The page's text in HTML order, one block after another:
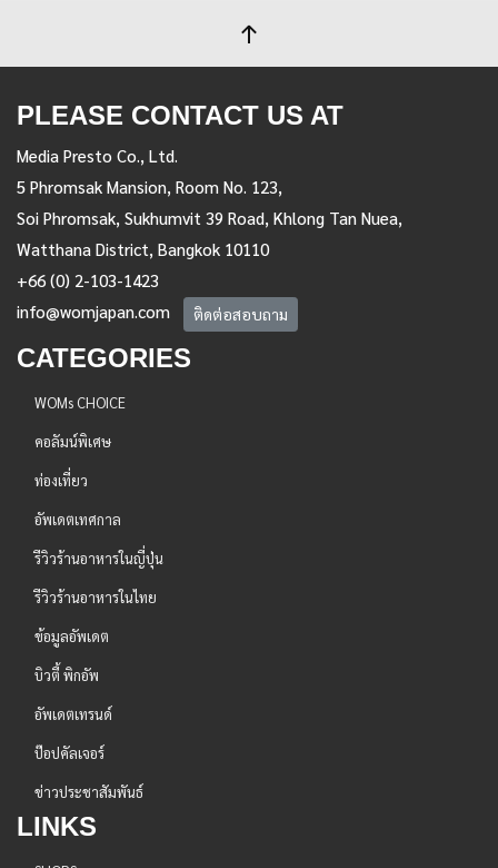
PLEASE CONTACT US AT
Media Presto Co., Ltd.
5 Phromsak Mansion, Room No. 123,
Soi Phromsak, Sukhumvit 39 Road, Khlong Tan Nuea,
Watthana District, Bangkok 10110
+66 (0) 2-103-1423
info@womjapan.com
ติดต่อสอบถาม
CATEGORIES
WOMs CHOICE
คอลัมน์พิเศษ
ท่องเที่ยว
อัพเดตเทศกาล
รีวิวร้านอาหารในญี่ปุ่น
รีวิวร้านอาหารในไทย
ข้อมูลอัพเดต
บิวตี้ พิกอัพ
อัพเดตเทรนด์
ป๊อปคัลเจอร์
ข่าวประชาสัมพันธ์
LINKS